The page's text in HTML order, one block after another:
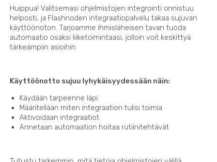
Huippua! Valitsemasi ohjelmistojen integrointi onnistuu
helposti, ja Flashnoden integraatiopalvelu takaa sujuvan
käyttöönoton. Tarjoamme ihmisläheisen tavan tuoda
automaatio osaksi liiketoimintaasi, jolloin voit keskittyä
tärkeämpiin asioihin.
Käyttöönotto sujuu lyhykäisyydessään näin:
Käydään tarpeenne läpi
Määritellään miten integraation tulisi toimia
Aktivoidaan integraatiot
Annetaan automaation hoitaa rutiinitehtävät